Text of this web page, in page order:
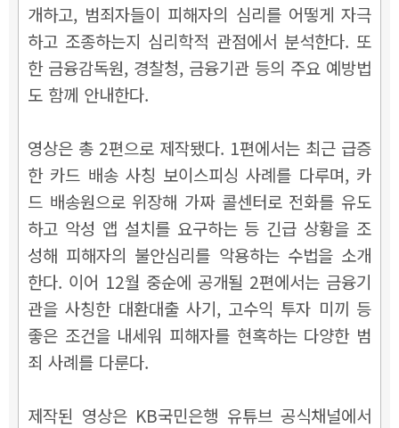
개하고, 범죄자들이 피해자의 심리를 어떻게 자극
하고 조종하는지 심리학적 관점에서 분석한다. 또
한 금융감독원, 경찰청, 금융기관 등의 주요 예방법
도 함께 안내한다.
영상은 총 2편으로 제작됐다. 1편에서는 최근 급증
한 카드 배송 사칭 보이스피싱 사례를 다루며, 카
드 배송원으로 위장해 가짜 콜센터로 전화를 유도
하고 악성 앱 설치를 요구하는 등 긴급 상황을 조
성해 피해자의 불안심리를 악용하는 수법을 소개
한다. 이어 12월 중순에 공개될 2편에서는 금융기
관을 사칭한 대환대출 사기, 고수익 투자 미끼 등
좋은 조건을 내세워 피해자를 현혹하는 다양한 범
죄 사례를 다룬다.
제작된 영상은 KB국민은행 유튜브 공식채널에서